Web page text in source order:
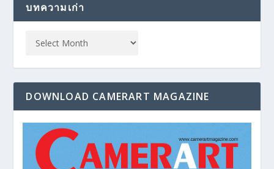
บทความเก่า
DOWNLOAD CAMERART MAGAZINE